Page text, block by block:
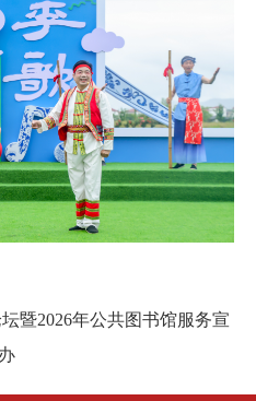
暨2026年公共图书馆服务宣